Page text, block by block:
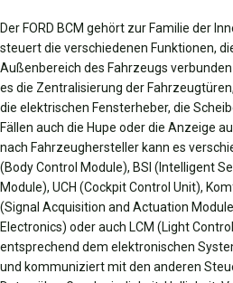
Der FORD BCM gehört zur Familie der
steuert die verschiedenen Funktionen,
Außenbereich des Fahrzeugs
es die Zentralisierung der
die elektrischen Fensterheber, die
Fällen auch die Hupe oder die Anzeige
nach Fahrzeughersteller kann es
(Body Control Module), BSI (Intelligent
Module), UCH (Cockpit Control Unit),
(Signal Acquisition and Actuation
Electronics) oder auch LCM (Light
entsprechend dem elektronischen
und kommuniziert mit den anderen